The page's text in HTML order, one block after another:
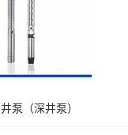
泵（深井泵）